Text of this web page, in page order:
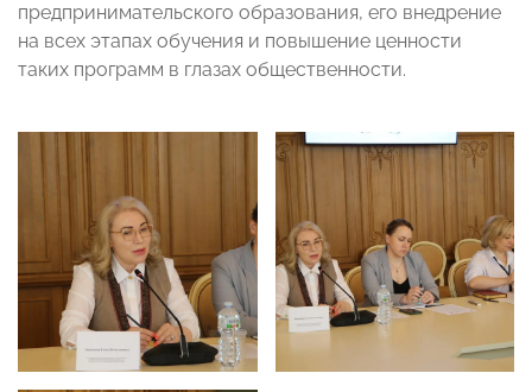
предпринимательского образования, его внедрение
на всех этапах обучения и повышение ценности
таких программ в глазах общественности.